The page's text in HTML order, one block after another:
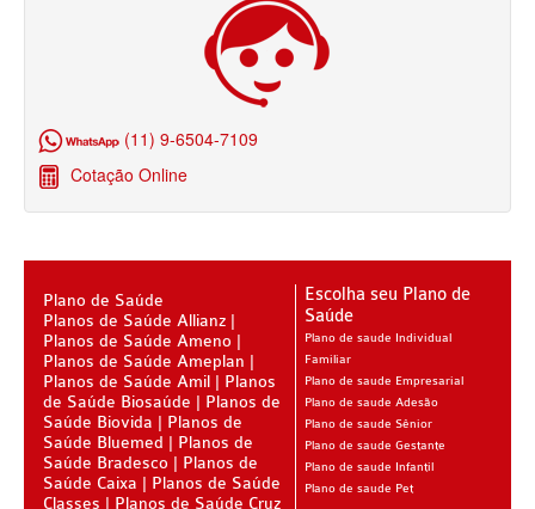
SÃO CRISTOVÃO PLANO DE SAÚDE SÊNIOR
TOTAL MEDCARE PLANO DE SAÚDE SÊNIOR
ÚNICA PLANO DE SAÚDE SÊNIOR
UNIHOSP PLANO DE SAÚDE SÊNIOR
OPERADORAS
PLANO DE SAÚDE ALLIANZ
PLANO DE SAÚDE AMEPLAN
PLANO DE SAÚDE AMENO
PLANO DE SAÚDE AMIL
PLANO DE SAÚDE BIOSAÚDE
(11) 9-6504-7109
Cotação Online
Plano de Saúde
Planos de Saúde Allianz
Planos de Saúde Ameno
Planos de Saúde Ameplan
Planos de Saúde Amil
Planos
de Saúde Biosaúde
Planos de
Saúde Biovida
Planos de
Saúde Bluemed
Planos de
Saúde Bradesco
Planos de
Saúde Caixa
Planos de Saúde
Classes
Planos de Saúde Cruz
Escolha seu Plano de
Saúde
Plano de saude Individual
Familiar
Plano de saude Empresarial
Plano de saude Adesão
Plano de saude Sênior
Plano de saude Gestante
Plano de saude Infantil
Plano de saude Pet